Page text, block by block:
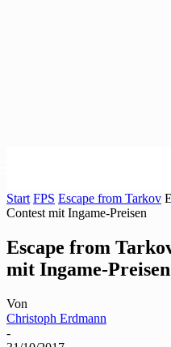
Start FPS Escape from Tarkov
Contest mit Ingame-Preisen
Escape from
mit Ingame-Preisen
Von
Christoph Erdmann
-